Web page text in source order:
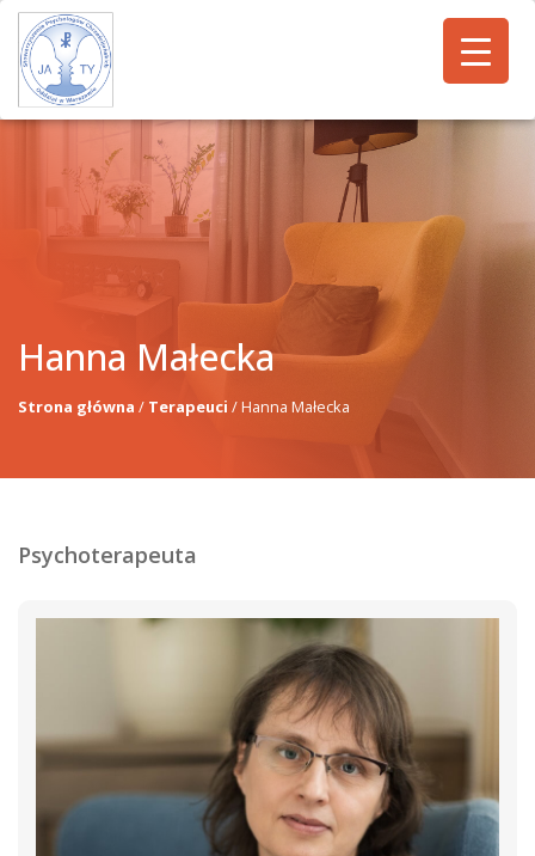
Hanna Małecka
Strona główna / Terapeuci /Hanna Małecka
Psychoterapeuta